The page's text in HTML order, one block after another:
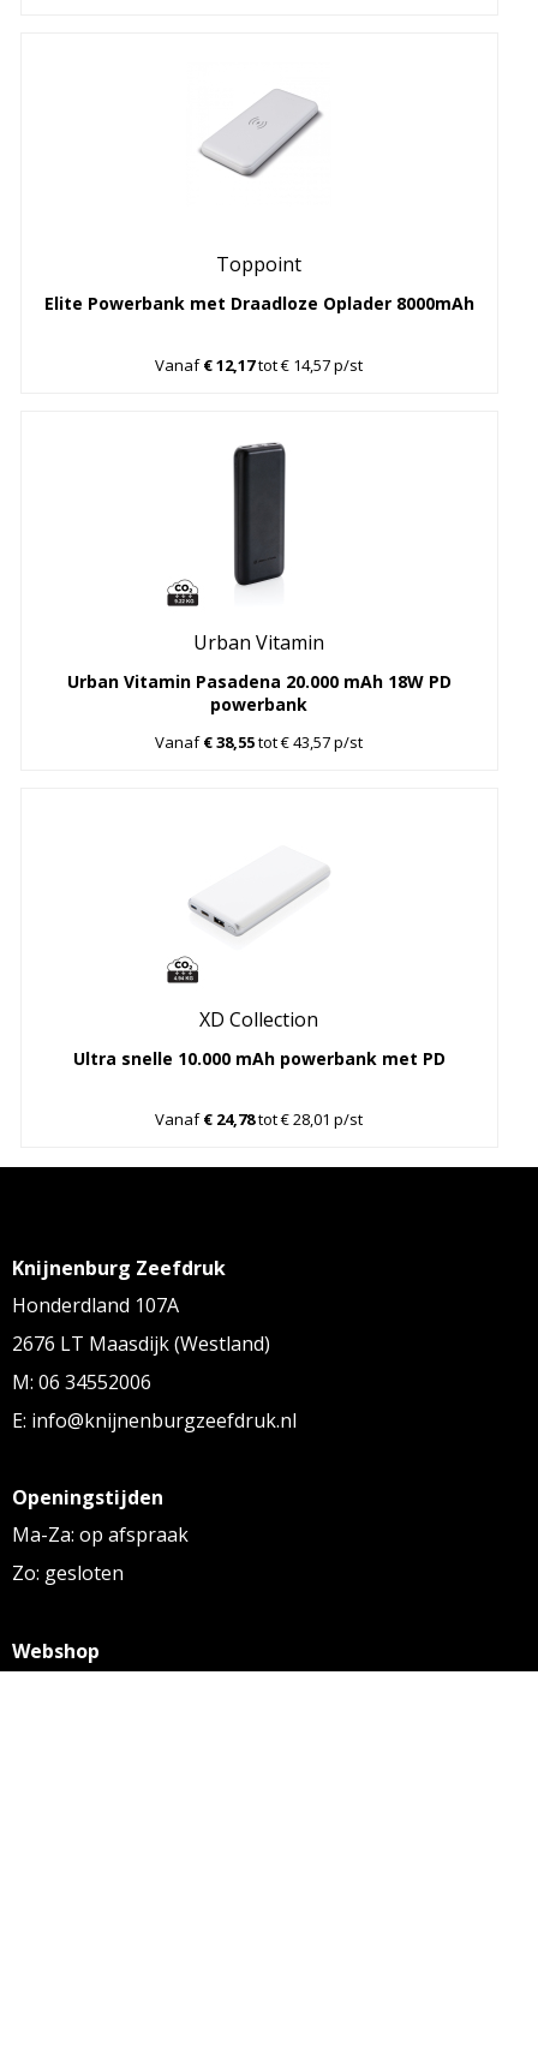
Toppoint
Elite Powerbank met Draadloze Oplader 8000mAh
Vanaf€ 12,17tot € 14,57 p/st
Urban Vitamin
Urban Vitamin Pasadena 20.000 mAh 18W PD
powerbank
Vanaf€ 38,55tot € 43,57 p/st
XD Collection
Ultra snelle 10.000 mAh powerbank met PD
Vanaf€ 24,78tot € 28,01 p/st
Knijnenburg Zeefdruk
Honderdland 107A
2676 LT Maasdijk (Westland)
M: 06 34552006
E: info@knijnenburgzeefdruk.nl
Openingstijden
Ma-Za: op afspraak
Zo: gesloten
Webshop